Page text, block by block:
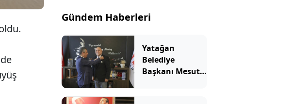
Gündem Haberleri
Yatağan
Belediye
Başkanı Mesut